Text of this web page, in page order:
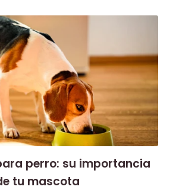
perro: su importancia
tu mascota